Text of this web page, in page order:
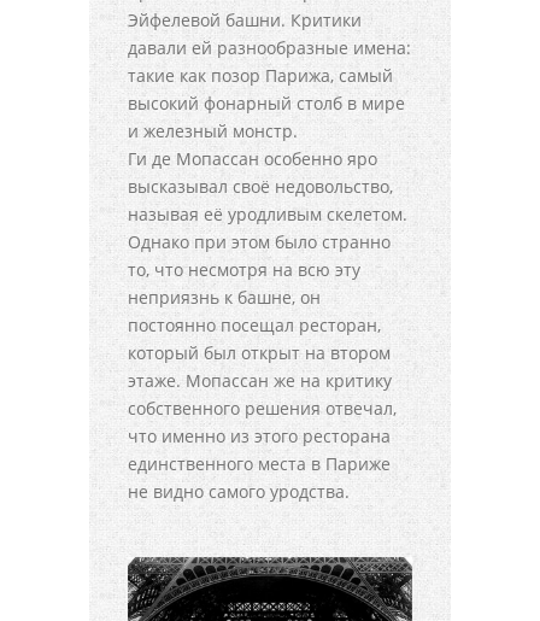
Эйфелевой башни. Критики
давали ей разнообразные имена:
такие как позор Парижа, самый
высокий фонарный столб в мире
и железный монстр.
Ги де Мопассан особенно яро
высказывал своё недовольство,
называя её уродливым скелетом.
Однако при этом было странно
то, что несмотря на всю эту
неприязнь к башне, он
постоянно посещал ресторан,
который был открыт на втором
этаже. Мопассан же на критику
собственного решения отвечал,
что именно из этого ресторана
единственного места в Париже
не видно самого уродства.